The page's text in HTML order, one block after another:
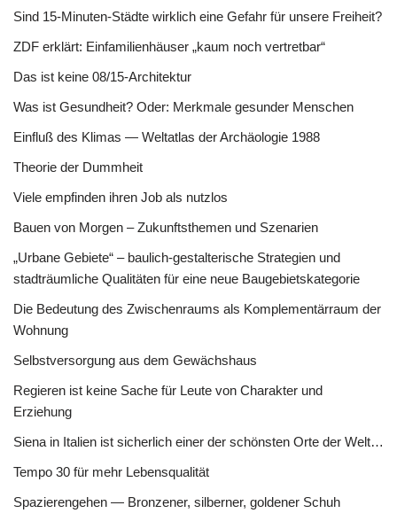
Sind 15-Minuten-Städte wirklich eine Gefahr für unsere Freiheit?
ZDF erklärt: Einfamilienhäuser „kaum noch vertretbar“
Das ist keine 08/15-Architektur
Was ist Gesundheit? Oder: Merkmale gesunder Menschen
Einfluß des Klimas — Weltatlas der Archäologie 1988
Theorie der Dummheit
Viele empfinden ihren Job als nutzlos
Bauen von Morgen – Zukunftsthemen und Szenarien
„Urbane Gebiete“ – baulich-gestalterische Strategien und
stadträumliche Qualitäten für eine neue Baugebietskategorie
Die Bedeutung des Zwischenraums als Komplementärraum der
Wohnung
Selbstversorgung aus dem Gewächshaus
Regieren ist keine Sache für Leute von Charakter und
Erziehung
Siena in Italien ist sicherlich einer der schönsten Orte der Welt…
Tempo 30 für mehr Lebensqualität
Spazierengehen — Bronzener, silberner, goldener Schuh